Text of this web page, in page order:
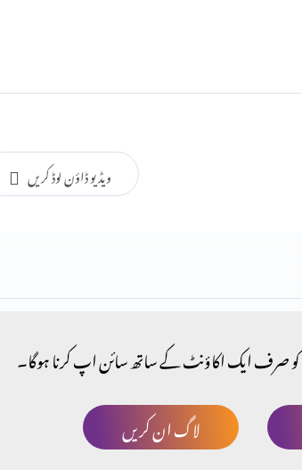
ویڈیو ڈاؤن لوڈ کریں
صرف ایک اکاؤنٹ کے ساتھ سائن اپ کرنا ہوگا۔
لاگ ان کریں